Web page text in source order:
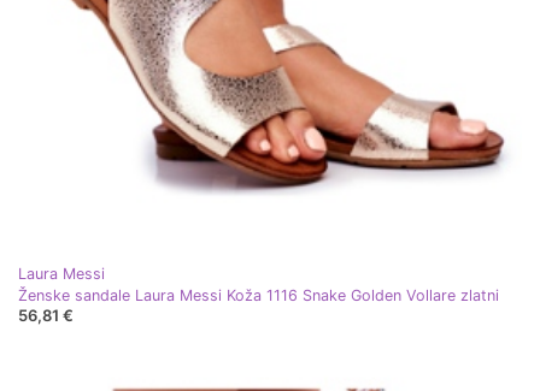
Laura Messi
Ženske sandale Laura Messi Koža 1116 Snake Golden Vollare zlatni
56,81 €